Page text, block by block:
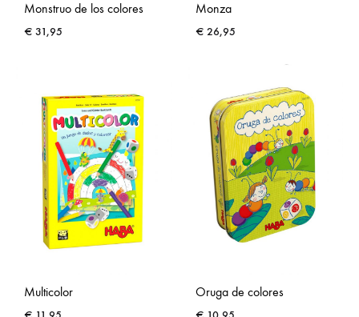
Monstruo de los colores
€ 31,95
Monza
€ 26,95
Multicolor Oruga de colores